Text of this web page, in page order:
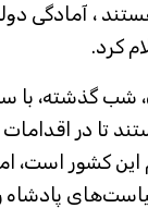
، آمادگی
کرد.
شب گذشته، با
تا در
کشور است،
پادشاه